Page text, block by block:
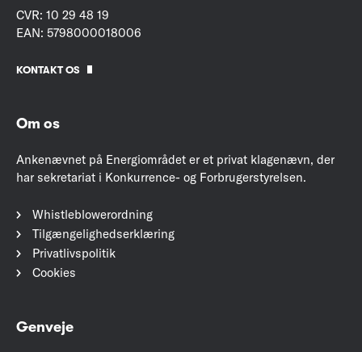
CVR: 10 29 48 19
EAN: 5798000018006
KONTAKT OS
Om os
Ankenævnet på Energiområdet er et privat klagenævn, der
har sekretariat i Konkurrence- og Forbrugerstyrelsen.
Whistleblowerordning
Tilgængelighedserklæring
Privatlivspolitik
Cookies
Genveje